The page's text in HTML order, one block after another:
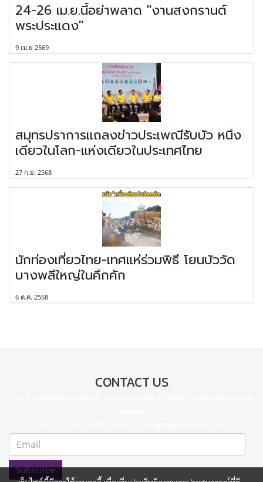
24-26 เม.ย.นี้อย่าพลาด "งานสงกรานต์
พระประแดง"
9 เม.ย 2569
สมุทรปราการแถลงข่าวประเพณีรับบัว หนึ่ง
เดียวในโลก-แห่งเดียวในประเทศไทย
27 ก.ย. 2568
นักท่องเที่ยวไทย-เทศแห่ร่วมพิธี โยนบัววัด
บางพลีใหญ่ในคึกคัก
6 ต.ค. 2568
CONTACT US
Subscribe